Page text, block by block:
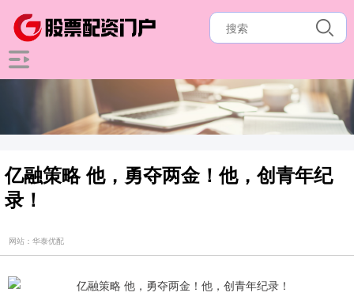
亿融策略 他，勇夺两金！他，创青年纪
录！
网站：华泰优配